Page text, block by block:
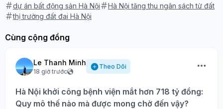
dự án bất động sản Hà Nội
Hà Nội tăng thu ngân sách từ đất
thị trường đất đai Hà Nội
Cùng cộng đồng
Le Thanh Minh
18 giờ trước
Theo Dõi
Hà Nội khởi công bệnh viện mắt hơn 718 tỷ đồng:
Quy mô thế nào mà được mong chờ đến vậy?